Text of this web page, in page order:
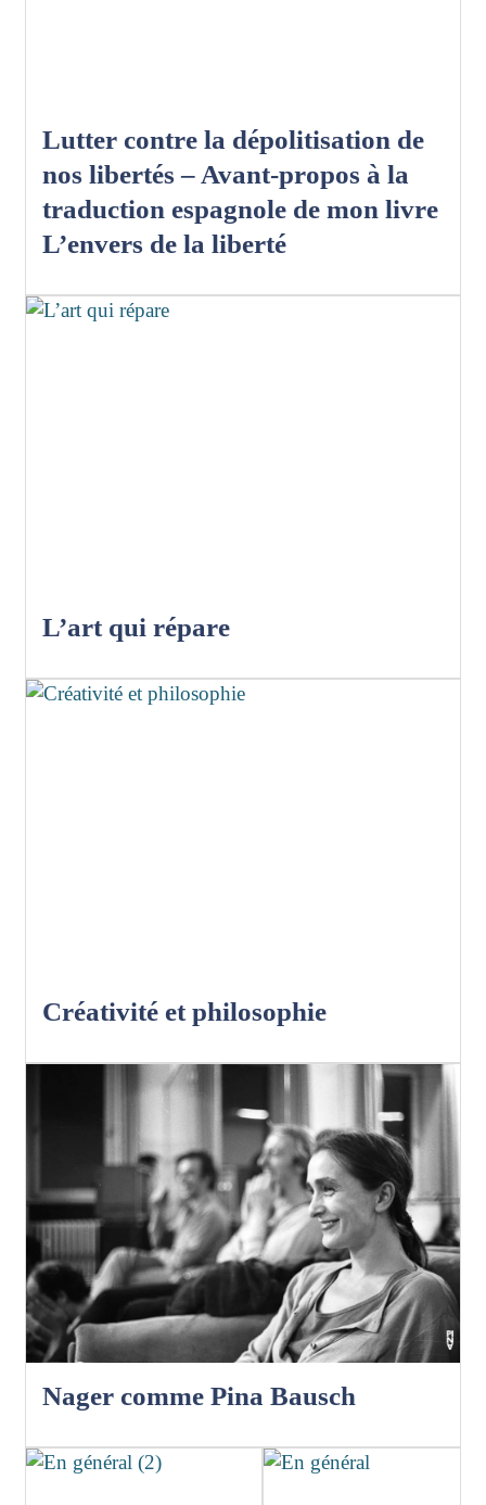
Lutter contre la dépolitisation de
nos libertés – Avant-propos à la
traduction espagnole de mon livre
L’envers de la liberté
L’art qui répare
Créativité et philosophie
Nager comme Pina Bausch